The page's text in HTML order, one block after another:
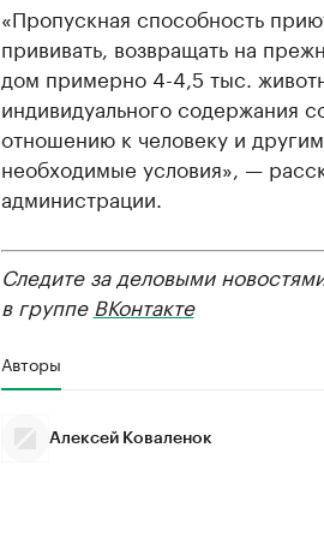
«Пропускная способность
прививать, возвращать на
дом примерно 4-4,5 тыс.
индивидуального содержания
отношению к человеку и
необходимые условия», —
администрации.
Следите за деловыми
в группе ВКонтакте
Авторы
Алексей Коваленок